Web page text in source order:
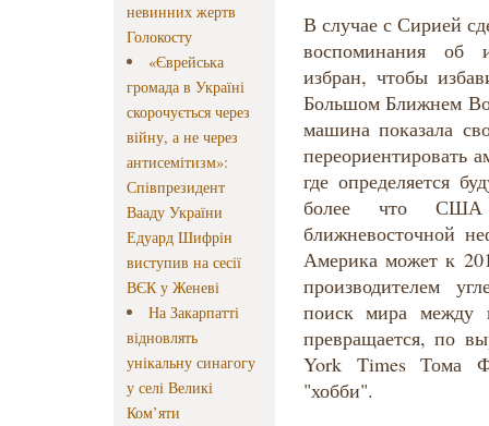
невинних жертв
Голокосту
«Єврейська
громада в Україні
скорочується через
війну, а не через
антисемітизм»:
Співпрезидент
Вааду України
Едуард Шифрін
виступив на сесії
ВЄК у Женеві
На Закарпатті
відновлять
унікальну синагогу
у селі Великі
Ком’яти
В случае с Сирией
воспоминания об
избран, чтобы
Большом Ближнем
машина показала
переориентировать
где определяется
более что США
ближневосточной
Америка может к
производителем
поиск мира между
превращается, по
York Times Тома
"хобби".